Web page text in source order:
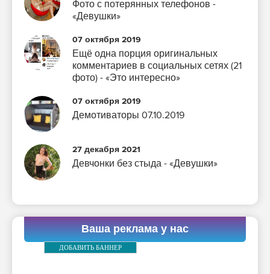
Фото с потерянных телефонов -
«Девушки»
07 октября 2019
Ещё одна порция оригинальных
комментариев в социальных сетях (21
фото) - «Это интересно»
07 октября 2019
Демотиваторы 07.10.2019
27 декабря 2021
Девчонки без стыда - «Девушки»
Ваша реклама у нас
ДОБАВИТЬ БАННЕР